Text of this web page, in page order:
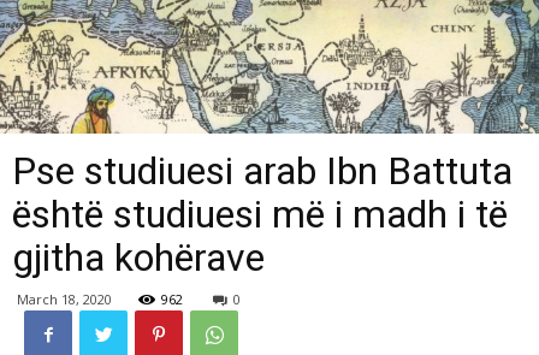
Pse studiuesi arab Ibn Battuta
është studiuesi më i madh i të
gjitha kohërave
March 18, 2020 962 0